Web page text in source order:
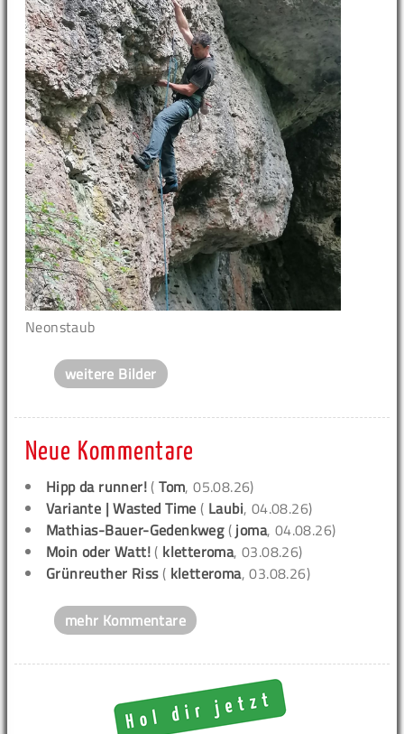
Neonstaub
weitere Bilder
Neue Kommentare
Hipp da runner! (Tom, 05.08.26)
Variante | Wasted Time ( Laubi, 04.08.26)
Mathias-Bauer-Gedenkweg( joma, 04.08.26)
Moin oder Watt! ( kletteroma, 03.08.26)
Grünreuther Riss( kletteroma, 03.08.26)
mehr Kommentare